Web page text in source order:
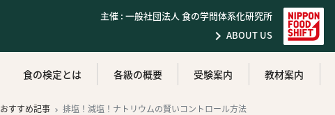
主催 : 一般社団法人 食の学問体系化研究所
 ABOUT US
食の検定とは 各級の概要 受験案内 教材案内
おすすめ記事  排塩！減塩！ナトリウムの賢いコントロール方法